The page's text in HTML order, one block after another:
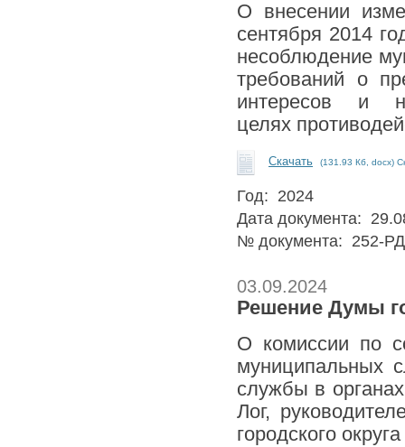
О внесении
сентября 2014
несоблюдение
требований о
интересов и
целях
Скачать (131.93 Кб, docx)
Год: 2024
Дата документа:
№ документа: 252-РД
03.09.2024
Решение Думы
О комиссии по
муниципальных
службы в
Лог,
городского